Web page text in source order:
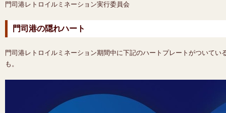
門司港レトロイルミネーション実行委員会
門司港の隠れハート
門司港レトロイルミネーション期間中に下記のハートプレートがついてい
も。